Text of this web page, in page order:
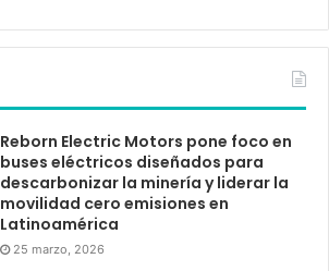
Reborn Electric Motors pone foco en
buses eléctricos diseñados para
descarbonizar la minería y liderar la
movilidad cero emisiones en
Latinoamérica
25 marzo, 2026